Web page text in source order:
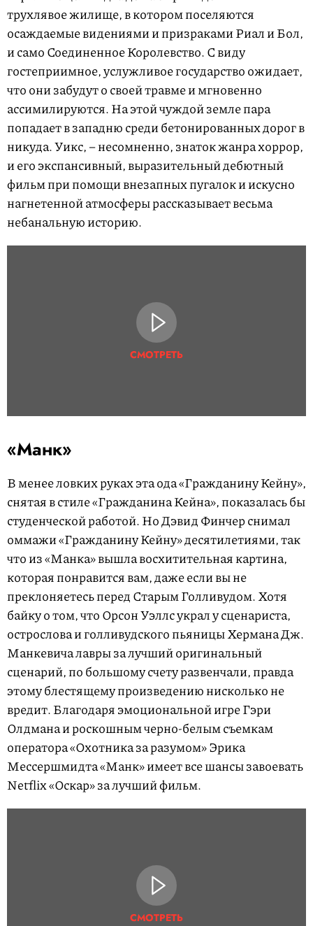
трухлявое жилище, в котором поселяются
осаждаемые видениями и призраками Риал и Бол,
и само Соединенное Королевство. С виду
гостеприимное, услужливое государство ожидает,
что они забудут о своей травме и мгновенно
ассимилируются. На этой чуждой земле пара
попадает в западню среди бетонированных дорог в
никуда. Уикс, – несомненно, знаток жанра хоррор,
и его экспансивный, выразительный дебютный
фильм при помощи внезапных пугалок и искусно
нагнетенной атмосферы рассказывает весьма
небанальную историю.
СМОТРЕТЬ
«Манк»
В менее ловких руках эта ода «Гражданину Кейну»,
снятая в стиле «Гражданина Кейна», показалась бы
студенческой работой. Но Дэвид Финчер снимал
оммажи «Гражданину Кейну» десятилетиями, так
что из «Манка» вышла восхитительная картина,
которая понравится вам, даже если вы не
преклоняетесь перед Старым Голливудом. Хотя
байку о том, что Орсон Уэллс украл у сценариста,
острослова и голливудского пьяницы Хермана Дж.
Манкевича лавры за лучший оригинальный
сценарий, по большому счету развенчали, правда
этому блестящему произведению нисколько не
вредит. Благодаря эмоциональной игре Гэри
Олдмана и роскошным черно-белым съемкам
оператора «Охотника за разумом» Эрика
Мессершмидта «Манк» имеет все шансы завоевать
Netflix «Оскар» за лучший фильм.
СМОТРЕТЬ